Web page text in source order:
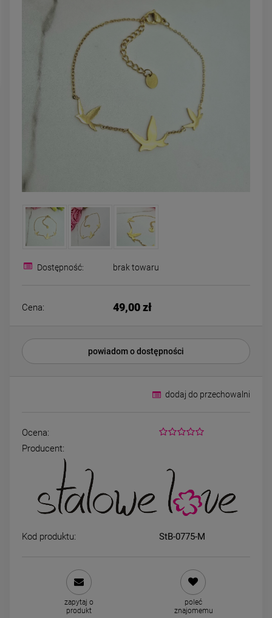
DO KOSZYKA
DO KOSZYKA
STAL CHIRURGICZNA
okrągły kryształek jasny i
Kolczyki STAL
dla dziewczynek lody
Dostępność: brak towaru
Cena: 49,00 zł
powiadom o dostępności
dodaj do przechowalni
Ocena:
Producent:
Kod produktu: StB-0775-M
zapytaj o
produkt
poleć
znajomemu